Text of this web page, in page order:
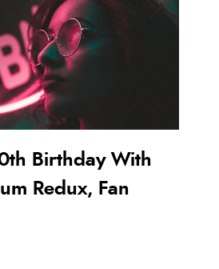
Birthday With
Redux, Fan